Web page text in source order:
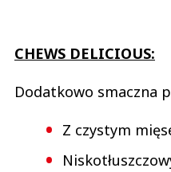
CHEWS DELICIOUS:
Dodatkowo smaczna
Z czystym